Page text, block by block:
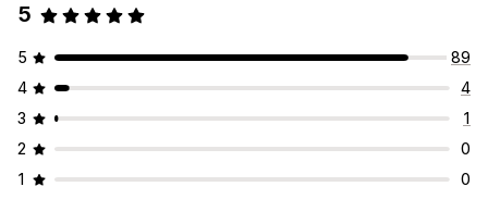
5
5
89
4
4
3
1
2
0
1
0